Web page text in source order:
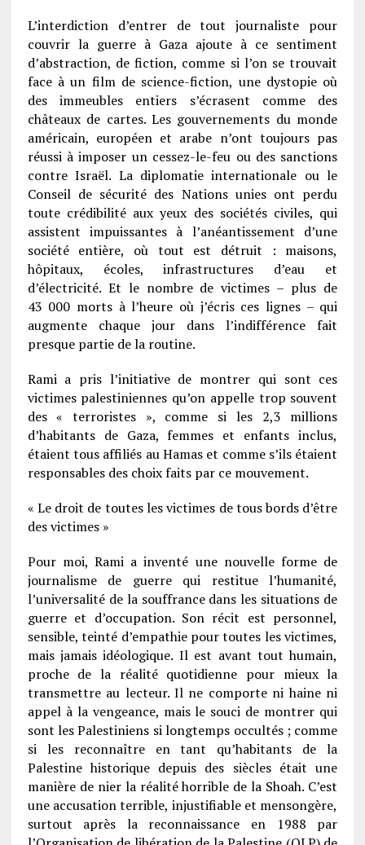
L’interdiction d’entrer de tout journaliste pour
couvrir la guerre à Gaza ajoute à ce sentiment
d’abstraction, de fiction, comme si l’on se trouvait
face à un film de science-fiction, une dystopie où
des immeubles entiers s’écrasent comme des
châteaux de cartes. Les gouvernements du monde
américain, européen et arabe n’ont toujours pas
réussi à imposer un cessez-le-feu ou des sanctions
contre Israël. La diplomatie internationale ou le
Conseil de sécurité des Nations unies ont perdu
toute crédibilité aux yeux des sociétés civiles, qui
assistent impuissantes à l’anéantissement d’une
société entière, où tout est détruit : maisons,
hôpitaux, écoles, infrastructures d’eau et
d’électricité. Et le nombre de victimes – plus de
43 000 morts à l’heure où j’écris ces lignes – qui
augmente chaque jour dans l’indifférence fait
presque partie de la routine.
Rami a pris l’initiative de montrer qui sont ces
victimes palestiniennes qu’on appelle trop souvent
des « terroristes », comme si les 2,3 millions
d’habitants de Gaza, femmes et enfants inclus,
étaient tous affiliés au Hamas et comme s’ils étaient
responsables des choix faits par ce mouvement.
« Le droit de toutes les victimes de tous bords d’être
des victimes »
Pour moi, Rami a inventé une nouvelle forme de
journalisme de guerre qui restitue l’humanité,
l’universalité de la souffrance dans les situations de
guerre et d’occupation. Son récit est personnel,
sensible, teinté d’empathie pour toutes les victimes,
mais jamais idéologique. Il est avant tout humain,
proche de la réalité quotidienne pour mieux la
transmettre au lecteur. Il ne comporte ni haine ni
appel à la vengeance, mais le souci de montrer qui
sont les Palestiniens si longtemps occultés ; comme
si les reconnaître en tant qu’habitants de la
Palestine historique depuis des siècles était une
manière de nier la réalité horrible de la Shoah. C’est
une accusation terrible, injustifiable et mensongère,
surtout après la reconnaissance en 1988 par